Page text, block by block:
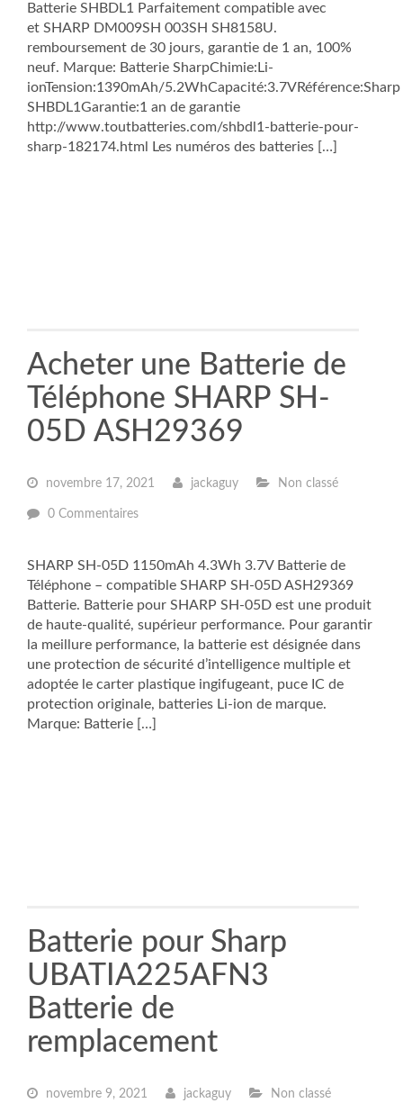
Batterie SHBDL1 Parfaitement compatible avec
et SHARP DM009SH 003SH SH8158U.
remboursement de 30 jours, garantie de 1 an, 100%
neuf. Marque: Batterie SharpChimie:Li-
ionTension:1390mAh/5.2WhCapacité:3.7VRéférence:Sharp
SHBDL1Garantie:1 an de garantie
http://www.toutbatteries.com/shbdl1-batterie-pour-
sharp-182174.html Les numéros des batteries […]
Acheter une Batterie de
Téléphone SHARP SH-
05D ASH29369
novembre 17, 2021 jackaguy Non classé
0 Commentaires
SHARP SH-05D 1150mAh 4.3Wh 3.7V Batterie de
Téléphone – compatible SHARP SH-05D ASH29369
Batterie. Batterie pour SHARP SH-05D est une produit
de haute-qualité, supérieur performance. Pour garantir
la meillure performance, la batterie est désignée dans
une protection de sécurité d’intelligence multiple et
adoptée le carter plastique ingifugeant, puce IC de
protection originale, batteries Li-ion de marque.
Marque: Batterie […]
Batterie pour Sharp
UBATIA225AFN3
Batterie de
remplacement
novembre 9, 2021 jackaguy Non classé